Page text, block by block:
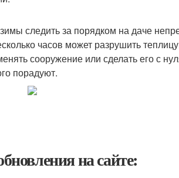
следить за порядком на даче
часов может разрушить
сооружение или сделать его с
порадуют.
на сайте: